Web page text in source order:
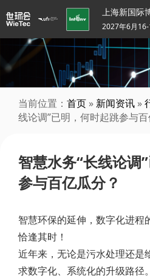
上海新国际
2027年6月16-
当前位置： 首页 » 新闻资讯 »
线论调”已明，何时起跳参与百
智慧水务“长线论调
参与百亿瓜分？
智慧环保的延伸，数字化进程
恰逢其时！
近年来，无论是污水处理还是
求数字化、系统化的升级路径